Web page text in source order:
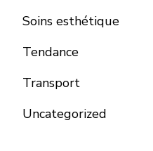
Soins esthétique
Tendance
Transport
Uncategorized